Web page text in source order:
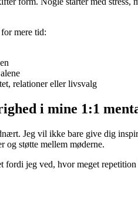
mere tid:
relationer eller livsvalg
i mine 1:1
Jeg vil ikke bare give dig
og støtte mellem møderne.
jeg ved, hvor meget